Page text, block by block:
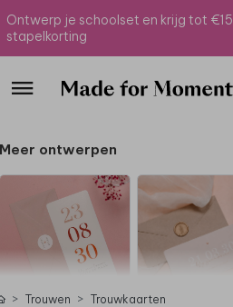
Ontwerp je schoolset en krijg tot €15
stapelkorting
Meer ontwerpen
Trouwen Trouwkaarten